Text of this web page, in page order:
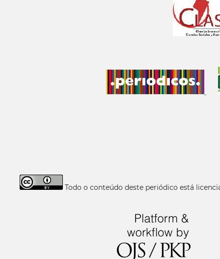
Todo o conteúdo deste periódico está